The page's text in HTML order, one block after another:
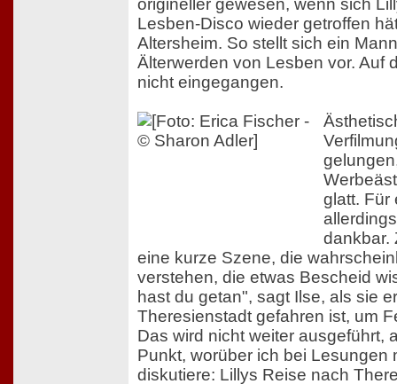
origineller gewesen, wenn sich
Lesben-Disco wieder getroffen
Altersheim. So stellt sich ein
Älterwerden von Lesben vor. Auf
nicht eingegangen.
glatt. Für
dankbar.
eine kurze Szene, die
verstehen, die etwas Bescheid
hast du getan", sagt Ilse, als sie
Theresienstadt gefahren ist, um
Das wird nicht weiter ausgeführt,
Punkt, worüber ich bei Lesungen
diskutiere: Lillys Reise nach